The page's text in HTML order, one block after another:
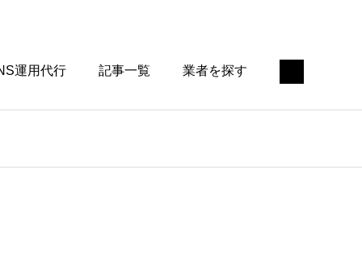
運用代行 記事一覧 業者を探す